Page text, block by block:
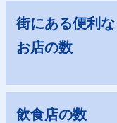
街にある便利な
お店の数
飲食店の数